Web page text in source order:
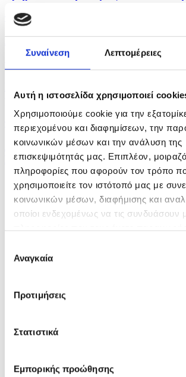
Συναίνεση Λεπτομέρειες
Αυτή η ιστοσελίδα χρησιμοποιεί
Χρησιμοποιούμε cookie για την
περιεχομένου και διαφημίσεων, την
κοινωνικών μέσων και την ανάλυση της
επισκεψιμότητάς μας. Επιπλέον,
πληροφορίες που αφορούν τον τρόπο
χρησιμοποιείτε τον ιστότοπό μας με
κοινωνικών μέσων, διαφήμισης και
οποίοι ενδεχομένως να τις συνδυάσουν
των υπηρεσιών τους.
συγκατάθεσης
Αναγκαία
Προτιμήσεις
Στατιστικά
Εμπορικής προώθησης
πριν 7 λεπτά
Διακινούνται αυτή την περίοδο
μητρώα...
πριν 16 λεπτά
Αναβλήθηκε για Σεπτέμβριο η δίκη
Γερμανίδας...